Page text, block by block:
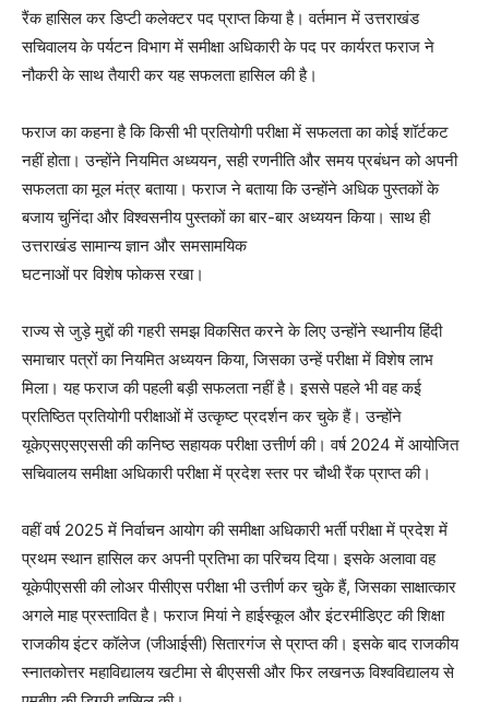
रैंक हासिल कर डिप्टी कलेक्टर पद प्राप्त किया है। वर्तमान में उत्तराखंड
सचिवालय के पर्यटन विभाग में समीक्षा अधिकारी के पद पर कार्यरत फराज ने
नौकरी के साथ तैयारी कर यह सफलता हासिल की है।
फराज का कहना है कि किसी भी प्रतियोगी परीक्षा में सफलता का कोई शॉर्टकट
नहीं होता। उन्होंने नियमित अध्ययन, सही रणनीति और समय प्रबंधन को अपनी
सफलता का मूल मंत्र बताया। फराज ने बताया कि उन्होंने अधिक पुस्तकों के
बजाय चुनिंदा और विश्वसनीय पुस्तकों का बार-बार अध्ययन किया। साथ ही
उत्तराखंड सामान्य ज्ञान और समसामयिक
घटनाओं पर विशेष फोकस रखा।
राज्य से जुड़े मुद्दों की गहरी समझ विकसित करने के लिए उन्होंने स्थानीय हिंदी
समाचार पत्रों का नियमित अध्ययन किया, जिसका उन्हें परीक्षा में विशेष लाभ
मिला। यह फराज की पहली बड़ी सफलता नहीं है। इससे पहले भी वह कई
प्रतिष्ठित प्रतियोगी परीक्षाओं में उत्कृष्ट प्रदर्शन कर चुके हैं। उन्होंने
यूकेएसएसएससी की कनिष्ठ सहायक परीक्षा उत्तीर्ण की। वर्ष 2024 में आयोजित
सचिवालय समीक्षा अधिकारी परीक्षा में प्रदेश स्तर पर चौथी रैंक प्राप्त की।
वहीं वर्ष 2025 में निर्वाचन आयोग की समीक्षा अधिकारी भर्ती परीक्षा में प्रदेश में
प्रथम स्थान हासिल कर अपनी प्रतिभा का परिचय दिया। इसके अलावा वह
यूकेपीएससी की लोअर पीसीएस परीक्षा भी उत्तीर्ण कर चुके हैं, जिसका साक्षात्कार
अगले माह प्रस्तावित है। फराज मियां ने हाईस्कूल और इंटरमीडिएट की शिक्षा
राजकीय इंटर कॉलेज (जीआईसी) सितारगंज से प्राप्त की। इसके बाद राजकीय
स्नातकोत्तर महाविद्यालय खटीमा से बीएससी और फिर लखनऊ विश्वविद्यालय से